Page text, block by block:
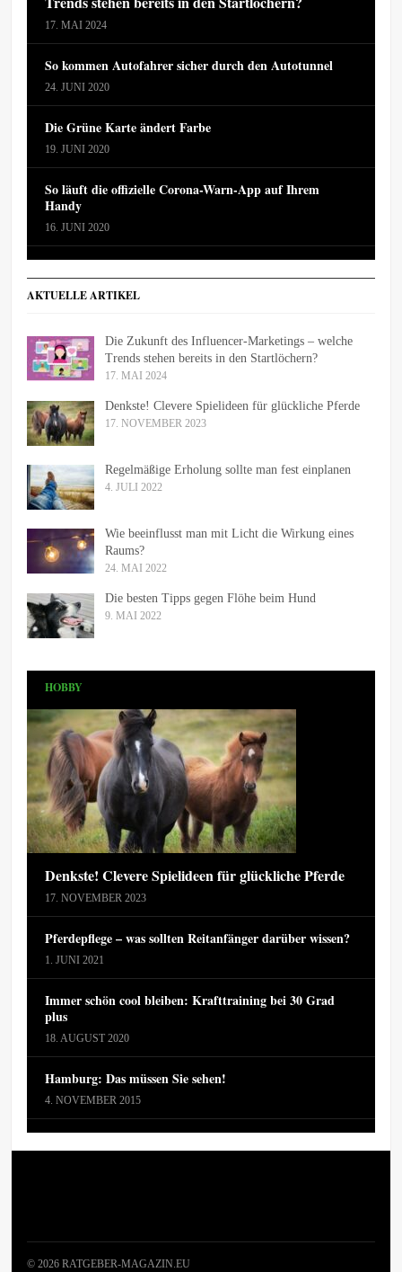
17. MAI 2024
So kommen Autofahrer sicher durch den Autotunnel
24. JUNI 2020
Die Grüne Karte ändert Farbe
19. JUNI 2020
So läuft die offizielle Corona-Warn-App auf Ihrem
Handy
16. JUNI 2020
AKTUELLE ARTIKEL
Die Zukunft des Influencer-Marketings – welche
Trends stehen bereits in den Startlöchern?
17. MAI 2024
Denkste! Clevere Spielideen für glückliche Pferde
17. NOVEMBER 2023
Regelmäßige Erholung sollte man fest einplanen
4. JULI 2022
Wie beeinflusst man mit Licht die Wirkung eines
Raums?
24. MAI 2022
Die besten Tipps gegen Flöhe beim Hund
9. MAI 2022
HOBBY
Denkste! Clevere Spielideen für glückliche Pferde
17. NOVEMBER 2023
Pferdepflege – was sollten Reitanfänger darüber wissen?
1. JUNI 2021
Immer schön cool bleiben: Krafttraining bei 30 Grad
plus
18. AUGUST 2020
Hamburg: Das müssen Sie sehen!
4. NOVEMBER 2015
© 2026 RATGEBER-MAGAZIN.EU